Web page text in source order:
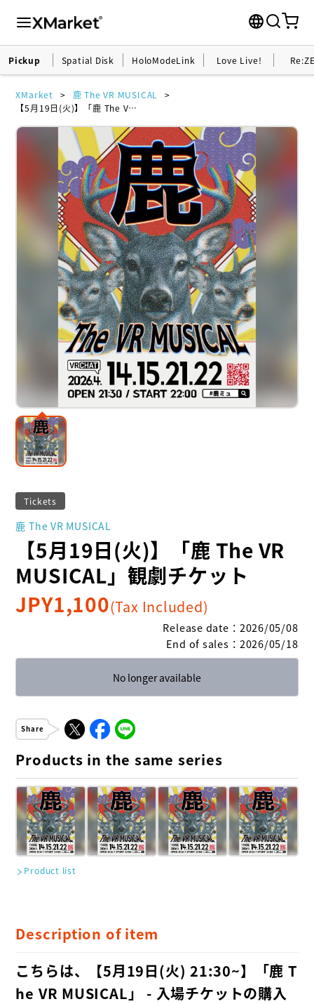
Pickup Spatial Disk HoloModeLink Love Live!
XMarket
鹿 The VR MUSICAL
【5月19日(火)】「鹿 The VR MUSICAL」観劇チケット
Tickets
鹿 The VR MUSICAL
【5月19日(火)】「鹿 The VR
MUSICAL」観劇チケット
JPY1,100(Tax Included)
Release date ： 2026/05/08
End of sales ： 2026/05/18
No longer available
Share
Products in the same series
Product list
Description of item
こちらは、【5月19日(火) 21:30~】「鹿 T
he VR MUSICAL」 - 入場チケットの購入